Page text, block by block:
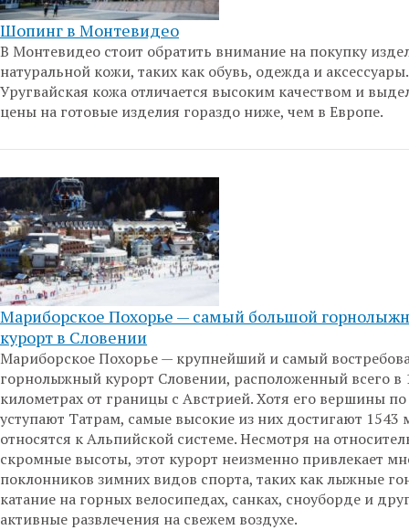
Шопинг в Монтевидео
В Монтевидео стоит обратить внимание на покупку
натуральной кожи, таких как обувь, одежда и аксессуары.
Уругвайская кожа отличается высоким качеством и
цены на готовые изделия гораздо ниже, чем в Европе.
Мариборское Похорье — самый большой
курорт в Словении
Мариборское Похорье — крупнейший и самый
горнолыжный курорт Словении, расположенный всего в
километрах от границы с Австрией. Хотя его вершины
уступают Татрам, самые высокие из них достигают 1543
относятся к Альпийской системе. Несмотря на
скромные высоты, этот курорт неизменно привлекает
поклонников зимних видов спорта, таких как лыжные
катание на горных велосипедах, санках, сноуборде и
активные развлечения на свежем воздухе.